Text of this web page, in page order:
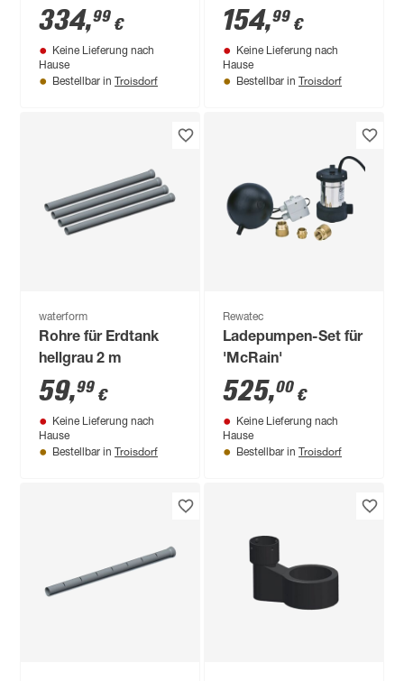
334,99 €
Keine Lieferung nach
Hause
Bestellbar in Troisdorf
Filterkörper
154,99 €
Keine Lieferung nach
Hause
Bestellbar in Troisdorf
waterform
Rohre für Erdtank
hellgrau 2 m
59,99 €
Keine Lieferung nach
Hause
Bestellbar in Troisdorf
Rewatec
Ladepumpen-Set für
'McRain'
525,00 €
Keine Lieferung nach
Hause
Bestellbar in Troisdorf